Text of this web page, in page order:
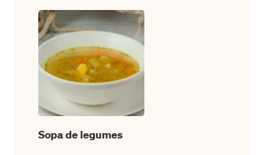
Sopa de legumes